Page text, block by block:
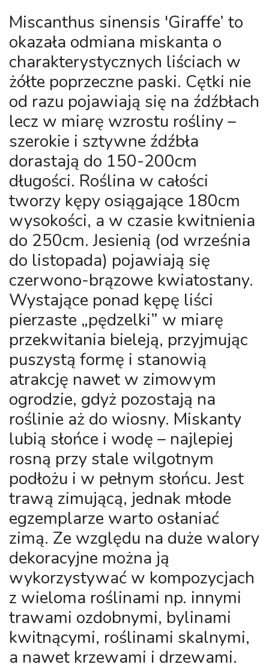
Miscanthus sinensis 'Giraffe’ to
okazała odmiana miskanta o
charakterystycznych liściach w
żółte poprzeczne paski. Cętki nie
od razu pojawiają się na źdźbłach
lecz w miarę wzrostu rośliny –
szerokie i sztywne źdźbła
dorastają do 150-200cm
długości. Roślina w całości
tworzy kępy osiągające 180cm
wysokości, a w czasie kwitnienia
do 250cm. Jesienią (od września
do listopada) pojawiają się
czerwono-brązowe kwiatostany.
Wystające ponad kępę liści
pierzaste „pędzelki” w miarę
przekwitania bieleją, przyjmując
puszystą formę i stanowią
atrakcję nawet w zimowym
ogrodzie, gdyż pozostają na
roślinie aż do wiosny. Miskanty
lubią słońce i wodę – najlepiej
rosną przy stale wilgotnym
podłożu i w pełnym słońcu. Jest
trawą zimującą, jednak młode
egzemplarze warto osłaniać
zimą. Ze względu na duże walory
dekoracyjne można ją
wykorzystywać w kompozycjach
z wieloma roślinami np. innymi
trawami ozdobnymi, bylinami
kwitnącymi, roślinami skalnymi,
a nawet krzewami i drzewami.